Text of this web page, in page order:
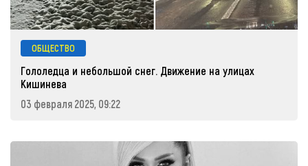
ОБЩЕСТВО
Гололедца и небольшой снег. Движение на улицах
Кишинева
03 февраля 2025, 09:22